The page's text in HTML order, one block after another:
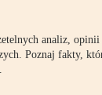
analiz,
Poznaj fakty,